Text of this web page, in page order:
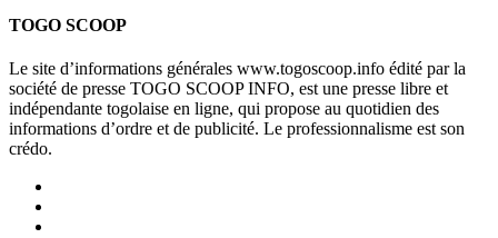
TOGO SCOOP
Le site d’informations générales www.togoscoop.info édité par la
société de presse TOGO SCOOP INFO, est une presse libre et
indépendante togolaise en ligne, qui propose au quotidien des
informations d’ordre et de publicité. Le professionnalisme est son
crédo.